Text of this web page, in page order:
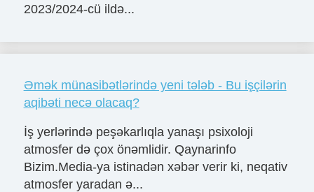
2023/2024-cü ildə...
Əmək münasibətlərində yeni tələb - Bu işçilərin
aqibəti necə olacaq?
İş yerlərində peşəkarlıqla yanaşı psixoloji
atmosfer də çox önəmlidir. Qaynarinfo
Bizim.Media-ya istinadən xəbər verir ki, neqativ
atmosfer yaradan ə...